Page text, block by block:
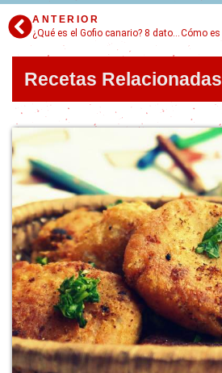
ANTERIOR
¿Qué es el Gofio canario? 8 datos y claves para cocinarlo en casa
Recetas Relacionadas